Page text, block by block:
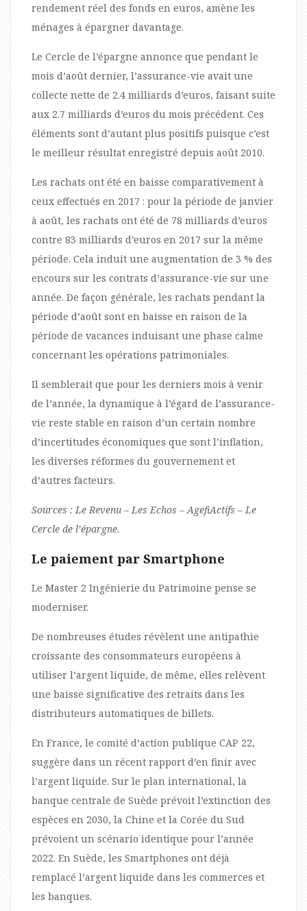
rendement réel des fonds en euros, amène les
ménages à épargner davantage.
Le Cercle de l’épargne annonce que pendant le
mois d’août dernier, l’assurance-vie avait une
collecte nette de 2.4 milliards d’euros, faisant suite
aux 2.7 milliards d’euros du mois précédent. Ces
éléments sont d’autant plus positifs puisque c’est
le meilleur résultat enregistré depuis août 2010.
Les rachats ont été en baisse comparativement à
ceux effectués en 2017 : pour la période de janvier
à août, les rachats ont été de 78 milliards d’euros
contre 83 milliards d’euros en 2017 sur la même
période. Cela induit une augmentation de 3 % des
encours sur les contrats d’assurance-vie sur une
année. De façon générale, les rachats pendant la
période d’août sont en baisse en raison de la
période de vacances induisant une phase calme
concernant les opérations patrimoniales.
Il semblerait que pour les derniers mois à venir
de l’année, la dynamique à l’égard de l’assurance-
vie reste stable en raison d’un certain nombre
d’incertitudes économiques que sont l’inflation,
les diverses réformes du gouvernement et
d’autres facteurs.
Sources : Le Revenu – Les Echos – AgefiActifs – Le
Cercle de l’épargne.
Le paiement par Smartphone
Le Master 2 Ingénierie du Patrimoine pense se
moderniser.
De nombreuses études révèlent une antipathie
croissante des consommateurs européens à
utiliser l’argent liquide, de même, elles relèvent
une baisse significative des retraits dans les
distributeurs automatiques de billets.
En France, le comité d’action publique CAP 22,
suggère dans un récent rapport d’en finir avec
l’argent liquide. Sur le plan international, la
banque centrale de Suède prévoit l’extinction des
espèces en 2030, la Chine et la Corée du Sud
prévoient un scénario identique pour l’année
2022. En Suède, les Smartphones ont déjà
remplacé l’argent liquide dans les commerces et
les banques.